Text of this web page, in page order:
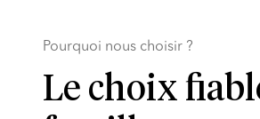
Pourquoi nous choisir ?
Le choix